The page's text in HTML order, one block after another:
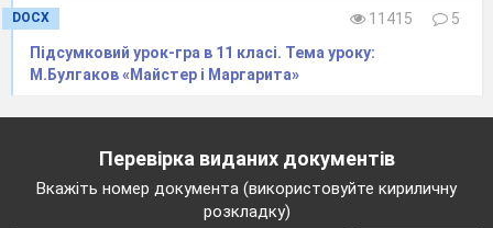
поета Андрія Дементьєва «Баллада о любви».
(Читають учні)
Весняний вечір…
Тихо навкруги…
DOCX 11415
5
Підсумковий урок-гра в 11 класі. Тема уроку:
М.Булгаков «Майстер і Маргарита»
Перевірка виданих документів
Вкажіть номер документа (використовуйте кириличну
розкладку)